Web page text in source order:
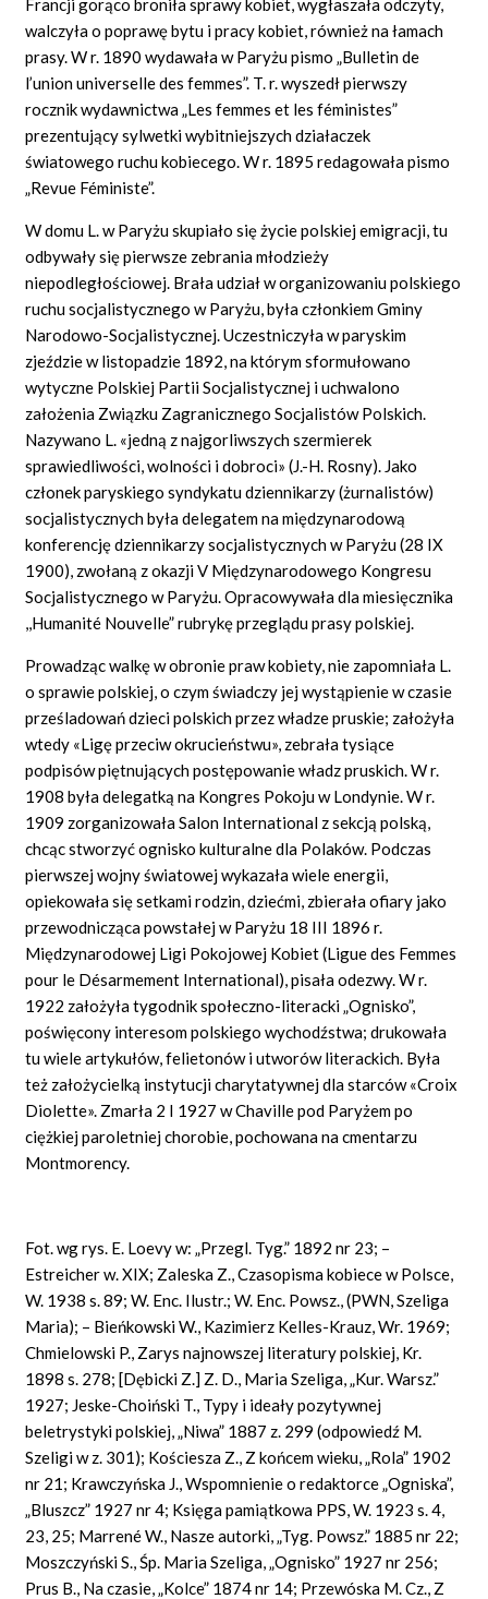
Francji gorąco broniła sprawy kobiet, wygłaszała odczyty,
walczyła o poprawę bytu i pracy kobiet, również na łamach
prasy. W r. 1890 wydawała w Paryżu pismo „Bulletinde
l’union universelle des femmes”. T. r.wyszedł pierwszy
rocznik wydawnictwa „Lesfemmes et les féministes”
prezentujący sylwetki wybitniejszych działaczek
światowego ruchu kobiecego. W r. 1895 redagowała pismo
„Revue Féministe”.
W domu L. w Paryżu skupiało się życie polskiej emigracji, tu
odbywały się pierwsze zebrania młodzieży
niepodległościowej. Brała udział w organizowaniu polskiego
ruchu socjalistycznego w Paryżu, była członkiem Gminy
Narodowo-Socjalistycznej. Uczestniczyła w paryskim
zjeździe w listopadzie 1892, na którym sformułowano
wytyczne Polskiej Partii Socjalistycznej i uchwalono
założenia Związku Zagranicznego Socjalistów Polskich.
Nazywano L. «jedną z najgorliwszych szermierek
sprawiedliwości, wolności i dobroci» (J.-H. Rosny). Jako
członek paryskiego syndykatu dziennikarzy (żurnalistów)
socjalistycznych była delegatem na międzynarodową
konferencję dziennikarzy socjalistycznych w Paryżu (28 IX
1900), zwołaną z okazji V Międzynarodowego Kongresu
Socjalistycznego w Paryżu. Opracowywała dla miesięcznika
,,Humanité Nouvelle”rubrykę przeglądu prasy polskiej.
Prowadząc walkę w obronie praw kobiety, nie zapomniała L.
o sprawie polskiej, o czym świadczy jej wystąpienie w czasie
prześladowań dzieci polskich przez władze pruskie; założyła
wtedy «Ligęprzeciw okrucieństwu», zebrała tysiące
podpisów piętnujących postępowanie władz pruskich. W r.
1908 była delegatką na Kongres Pokoju w Londynie. W r.
1909 zorganizowała Salon International z sekcją polską,
chcąc stworzyć ognisko kulturalne dla Polaków. Podczas
pierwszej wojny światowej wykazała wiele energii,
opiekowała się setkami rodzin, dziećmi, zbierała ofiary jako
przewodnicząca powstałej w Paryżu 18 III 1896 r.
Międzynarodowej Ligi Pokojowej Kobiet(Ligue des Femmes
pour le Désarmement International),pisała odezwy. Wr.
1922 założyła tygodnik społeczno-literacki „Ognisko”,
poświęcony interesom polskiego wychodźstwa; drukowała
tu wiele artykułów, felietonów i utworów literackich. Była
też założycielką instytucji charytatywnej dla starców«Croix
Diolette». Zmarła 2 I 1927 wChavillepod Paryżem po
ciężkiej paroletniej chorobie, pochowana na cmentarzu
Montmorency.
Fot. wg rys. E. Loevyw: „Przegl. Tyg.” 1892 nr 23; –
Estreicher w. XIX; Zaleska Z., Czasopisma kobiece w Polsce,
W. 1938 s. 89; W. Enc. Ilustr.; W. Enc. Powsz., (PWN, Szeliga
Maria); – Bieńkowski W., Kazimierz Kelles-Krauz, Wr. 1969;
Chmielowski P., Zarys najnowszej literatury polskiej, Kr.
1898 s. 278; [Dębicki Z.] Z. D., Maria Szeliga, „Kur. Warsz.”
1927; Jeske-Choiński T., Typy i ideały pozytywnej
beletrystyki polskiej, „Niwa” 1887 z. 299 (odpowiedź M.
Szeligi w z. 301); Kościesza Z., Z końcem wieku, „Rola” 1902
nr 21; Krawczyńska J., Wspomnienie o redaktorce „Ogniska”,
„Bluszcz” 1927 nr 4; Księga pamiątkowa PPS, W. 1923 s. 4,
23, 25; MarrenéW., Nasze autorki, „Tyg. Powsz.” 1885 nr 22;
Moszczyński S., Śp. Maria Szeliga, „Ognisko” 1927 nr 256;
Prus B., Na czasie, „Kolce” 1874 nr 14; Przewóska M. Cz., Z